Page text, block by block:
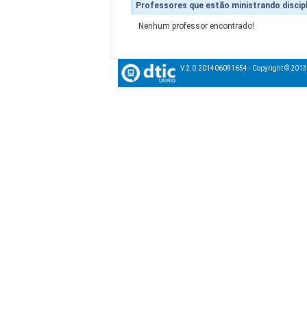
Professores que estão ministrando
Nenhum professor encontrado!
V.2.0.201406091654 - Copyright ©